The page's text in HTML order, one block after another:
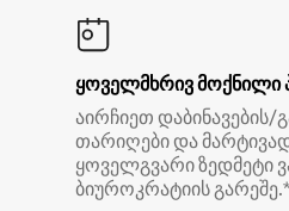
ყოველმხრივ მოქნილი
აირჩიეთ დაბინავების/
თარიღები და
ყოველგვარი ზედმეტი
ბიუროკრატიის გარეშე.*